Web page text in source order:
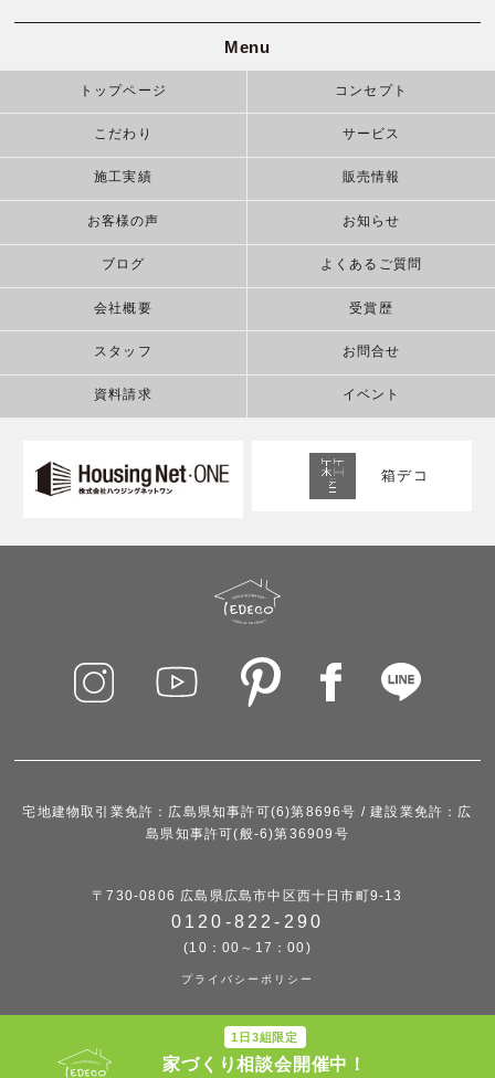
Menu
トップページ コンセプト
こだわり サービス
施工実績 販売情報
お客様の声 お知らせ
ブログ よくあるご質問
会社概要 受賞歴
スタッフ お問合せ
資料請求 イベント
箱デコ
宅地建物取引業免許：広島県知事許可(6)第8696号 / 建設業免許：広
島県知事許可(般-6)第36909号
〒730-0806 広島県広島市中区西十日市町9-13
0120-822-290
(10：00～17：00)
プライバシーポリシー
© iedeco
1日3組限定
家づくり相談会開催中！